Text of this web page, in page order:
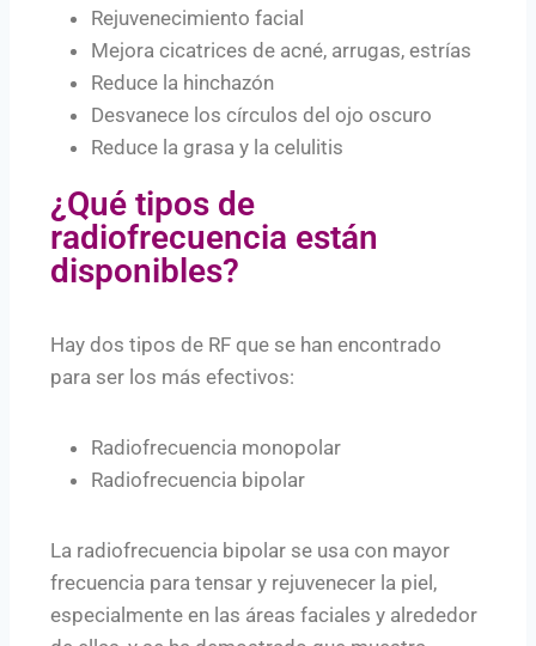
Rejuvenecimiento facial
Mejora cicatrices de acné, arrugas, estrías
Reduce la hinchazón
Desvanece los círculos del ojo oscuro
Reduce la grasa y la celulitis
¿Qué tipos de
radiofrecuencia están
disponibles?
Hay dos tipos de RF que se han encontrado
para ser los más efectivos:
Radiofrecuencia monopolar
Radiofrecuencia bipolar
La radiofrecuencia bipolar se usa con mayor
frecuencia para tensar y rejuvenecer la piel,
especialmente en las áreas faciales y alrededor